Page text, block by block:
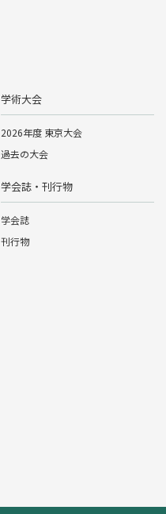
学術大会
2026年度 東京大会
過去の大会
学会誌・刊行物
学会誌
刊行物